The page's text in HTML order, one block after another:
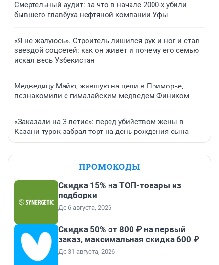
Смертельный аудит: за что в начале 2000-х убили
бывшего главбуха нефтяной компании Уфы
«Я не жалуюсь». Строитель лишился рук и ног и стал
звездой соцсетей: как он живет и почему его семью
искал весь Узбекистан
Медведицу Майю, жившую на цепи в Приморье,
познакомили с гималайским медведем Фиником
«Заказали на 3-летие»: перед убийством жены в
Казани турок забрал торт на день рождения сына
ПРОМОКОДЫ
Скидка 15% на ТОП-товары из
подборки
До 6 августа, 2026
Скидка 50% от 800 ₽ на первый
заказ, максимальная скидка 600 ₽
До 31 августа, 2026